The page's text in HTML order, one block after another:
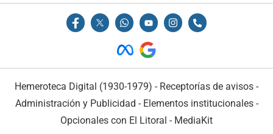
Hemeroteca Digital (1930-1979) - Receptorías de avisos -
Administración y Publicidad - Elementos institucionales-
Opcionales con El Litoral - MediaKit